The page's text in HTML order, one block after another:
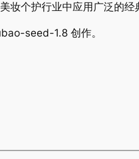
妆个护行业中应用广泛的经
seed-1.8 创作。